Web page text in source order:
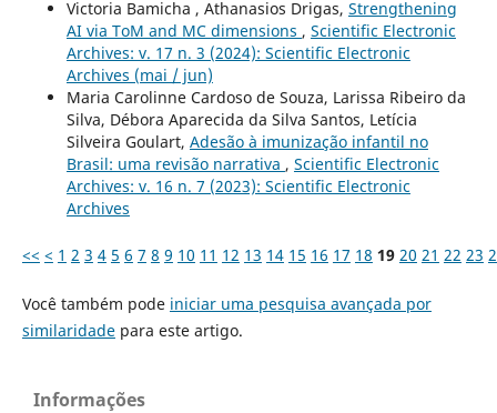
Victoria Bamicha , Athanasios Drigas, Strengthening
AI via ToM and MC dimensions , Scientific Electronic
Archives: v. 17 n. 3 (2024): Scientific Electronic
Archives (mai / jun)
Maria Carolinne Cardoso de Souza, Larissa Ribeiro da
Silva, Débora Aparecida da Silva Santos, Letícia
Silveira Goulart, Adesão à imunização infantil no
Brasil: uma revisão narrativa , Scientific Electronic
Archives: v. 16 n. 7 (2023): Scientific Electronic
Archives
<< < 1 2 3 4 5 6 7 8 9 10 11 12 13 14 15 16 17 18 19 20 21 22 23
Você também pode iniciar uma pesquisa avançada por
similaridadepara este artigo.
Informações